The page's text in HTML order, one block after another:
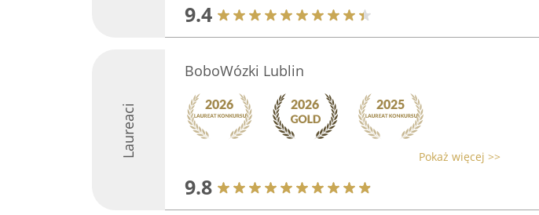
9.4
Laureaci
BoboWózki Lublin
Pokaż więcej >>
9.8